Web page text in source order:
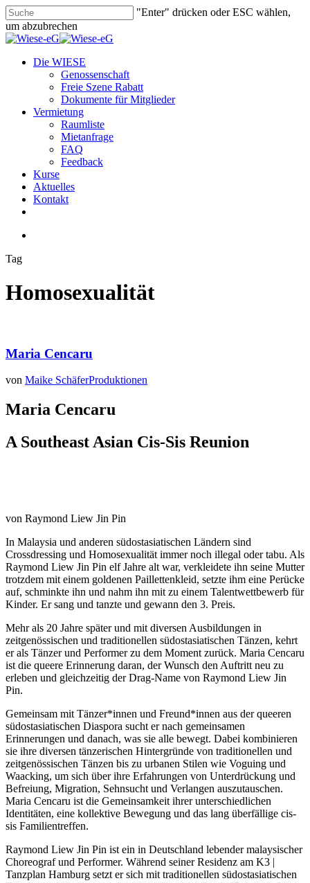
Skip
to
main
"Enter" drücken oder ESC wählen,
um abzubrechen
Close
search
Menu
Die WIESE
Genossenschaft
Freie Szene Rabatt
Dokumente für Mitglieder
Vermietung
Raumliste
Mietanfrage
FAQ
Feedback
Kurse
Aktuelles
Kontakt
Tag
Homosexualität
Maria Cencaru
von Maike SchäferProduktionen
Maria Cencaru
A Southeast Asian Cis-Sis Reunion
von Raymond Liew Jin Pin
In Malaysia und anderen südostasiatischen Ländern sind
Crossdressing und Homosexualität immer noch illegal oder tabu. Als
Raymond Liew Jin Pin elf Jahre alt war, verkleidete ihn seine Mutter
trotzdem mit einem goldenen Paillettenkleid, setzte ihm eine Perücke
auf, schminkte ihn und nahm ihn mit zu einem Talentwettbewerb für
Kinder. Er sang und tanzte und gewann den 3. Preis.
Mehr als 20 Jahre später und mit diversen Ausbildungen in
zeitgenössischen und traditionellen südostasiatischen Tänzen, kehrt
er als Tänzer und Performer zu dem Moment zurück. Maria Cencaru
ist die queere Erinnerung daran, der Wunsch den Auftritt neu zu
erleben und gleichzeitig der Drag-Name von Raymond Liew Jin
Pin.
Gemeinsam mit Tänzer*innen und Freund*innen aus der queeren
südostasiatischen Diaspora sucht er nach gemeinsamen
Erinnerungen und danach, was sie alle bewegt. Dabei kombinieren
sie ihre diversen tänzerischen Hintergründe von traditionellen und
zeitgenössischen Tänzen bis zu urbanen Stilen wie Voguing und
Waacking, um sich über ihre Erfahrungen von Unterdrückung und
Befreiung, Migration, Sehnsucht und Verlangen auszutauschen.
Maria Cencaru ist die Gemeinsamkeit ihrer unterschiedlichen
Identitäten, eine kollektive Bewegung und das lang überfällige cis-
sis Familientreffen.
Raymond Liew Jin Pin ist ein in Deutschland lebender malaysischer
Choreograf und Performer. Während seiner Residenz am K3 |
Tanzplan Hamburg setzt er sich mit traditionellen südostasiatischen